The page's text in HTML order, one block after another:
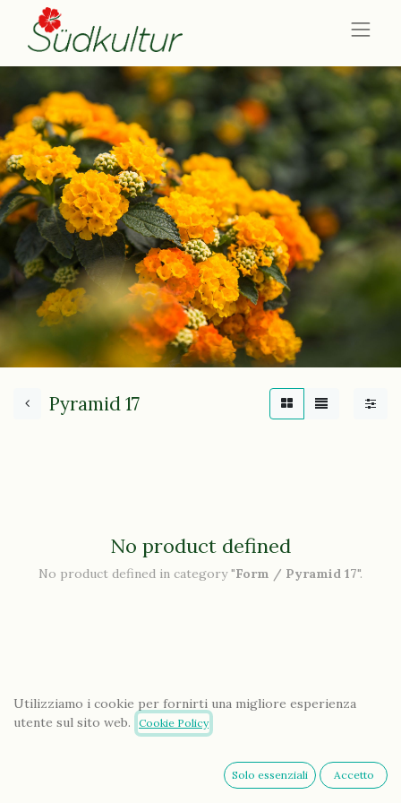
Pyramid 17
No product defined
No product defined in category "Form / Pyramid 17".
Utilizziamo i cookie per fornirti una migliore esperienza
utente sul sito web.
Cookie Policy
Solo essenziali Accetto